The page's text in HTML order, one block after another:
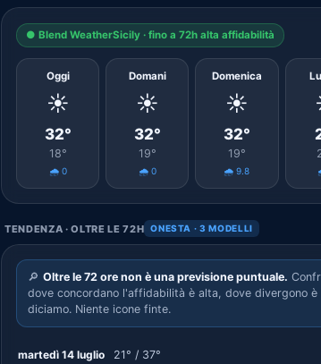
● Blend WeatherSicily · fino a 72h alta affidabilità
Oggi
☀️
32°
18°
🌧️ 0
Domani
☀️
32°
19°
🌧️ 0
Domenica
☀️
32°
19°
🌧️ 9.8
TENDENZA · OLTRE LE 72H ONESTA · 3 MODELLI
🔎 Oltre le 72 ore non è una previsione puntuale.
dove concordano l'affidabilità è alta, dove divergono
diciamo. Niente icone finte.
martedì 14 luglio 21° / 37°